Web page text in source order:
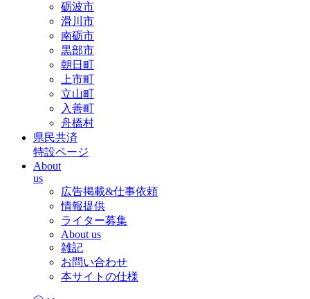
砺波市
滑川市
南砺市
黒部市
朝日町
上市町
立山町
入善町
舟橋村
県民共済
特設ページ
About
us
広告掲載&仕事依頼
情報提供
ライター募集
About us
雑記
お問い合わせ
本サイトの仕様